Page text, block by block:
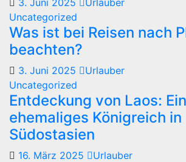
3. Juni 2025
Urlauber
Uncategorized
Was ist bei Reisen nach
beachten?
3. Juni 2025
Urlauber
Uncategorized
Entdeckung von Laos: Ein
ehemaliges Königreich in
Südostasien
16. März 2025
Urlauber